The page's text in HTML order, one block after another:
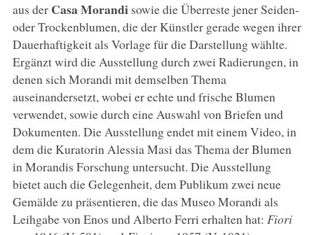
aus der Casa Morandi sowie die Überreste jener Seiden-
oder Trockenblumen, die der Künstler gerade wegen ihrer
Dauerhaftigkeit als Vorlage für die Darstellung wählte.
Ergänzt wird die Ausstellung durch zwei Radierungen, in
denen sich Morandi mit demselben Thema
auseinandersetzt, wobei er echte und frische Blumen
verwendet, sowie durch eine Auswahl von Briefen und
Dokumenten. Die Ausstellung endet mit einem Video, in
dem die Kuratorin Alessia Masi das Thema der Blumen
in Morandis Forschung untersucht. Die Ausstellung
bietet auch die Gelegenheit, dem Publikum zwei neue
Gemälde zu präsentieren, die das Museo Morandi als
Leihgabe von Enos und Alberto Ferri erhalten hat: Fiori